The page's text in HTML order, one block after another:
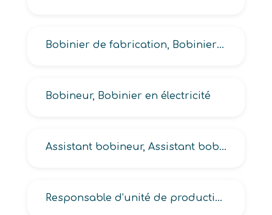
Bobinier de fabrication, Bobinier de maintenance, de transformateurs
Bobineur, Bobinier en électricité
Assistant bobineur, Assistant bobinier en électricité
Responsable d’unité de production cuirs et peaux